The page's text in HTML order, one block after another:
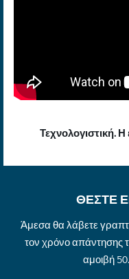
Τεχνολογιστική.
ΘΕΣΤΕ
Άμεσα θα λάβετε
τον χρόνο απάντησης
αμοιβή